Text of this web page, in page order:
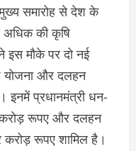
समारोह से देश के
अधिक की कृषि
इस मौके पर दो नई
योजना और दलहन
इनमें प्रधानमंत्री धन-
करोड़ रूपए और दलहन
करोड़ रूपए शामिल है।